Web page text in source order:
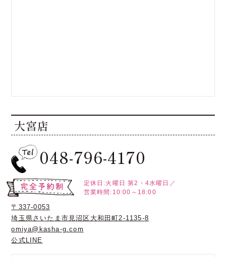
大宮店
048-796-4170
定休日:火曜日 第2・4水曜日／
営業時間:10:00～18:00
〒337-0053
埼玉県さいたま市見沼区大和田町2-1135-8
omiya@kasha-g.com
公式LINE